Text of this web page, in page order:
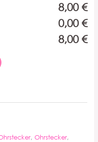
8,00 €
0,00 €
8,00 €
,Ohrstecker,